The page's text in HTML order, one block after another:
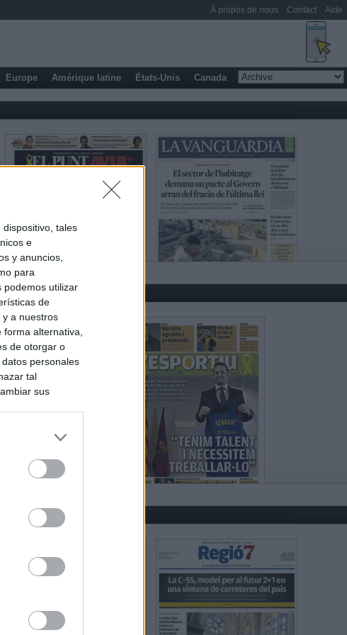
tales
e
y anuncios,
para
podemos utilizar
de
y a nuestros
alternativa,
de otorgar o
personales
tal
sus
Europe Amérique latine États-Unis Canada
À propos de nous Contact Aide